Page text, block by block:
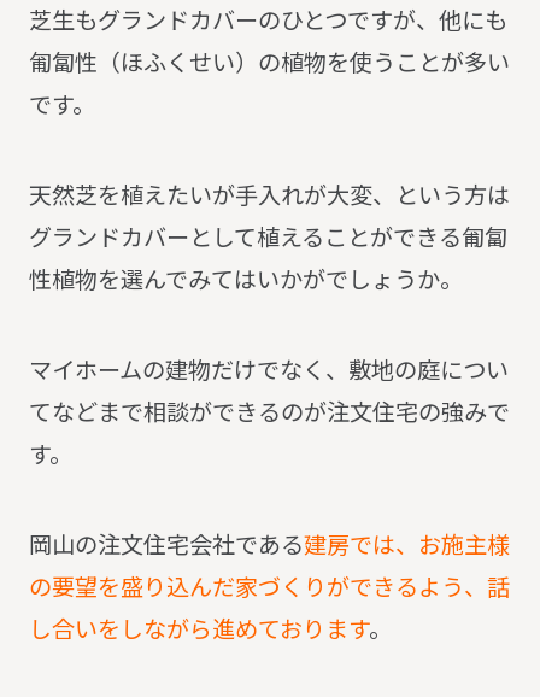
芝生もグランドカバーのひとつですが、他にも
匍匐性（ほふくせい）の植物を使うことが多い
です。
天然芝を植えたいが手入れが大変、という方は
グランドカバーとして植えることができる匍匐
性植物を選んでみてはいかがでしょうか。
マイホームの建物だけでなく、敷地の庭につい
てなどまで相談ができるのが注文住宅の強みで
す。
岡山の注文住宅会社である建房では、お施主様
の要望を盛り込んだ家づくりができるよう、話
し合いをしながら進めております。